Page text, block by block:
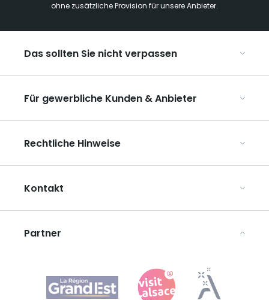
ohne zusätzliche Provision für unsere Anbieter.
Das sollten Sie nicht verpassen
Die Weihnachtsmärkte im Grand Est
Ribeauvillé, zwischen Weinbergen und Bergen
Unsere UNESCO-Welterbestätten
Für gewerbliche Kunden & Anbieter
Organisieren Sie Ihre Gruppenreisen
ART GE kennenlernen
Mediaroom
Rechtliche Hinweise
Datenschutzbestimmungen
Rechtliche Hinweise
Kontakt
Agence Régionale du Tourisme Grand Est
Partner